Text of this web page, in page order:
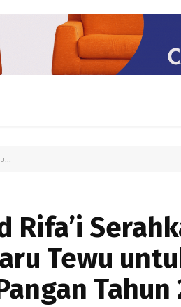
Rifa’i
Tewu
Tahun